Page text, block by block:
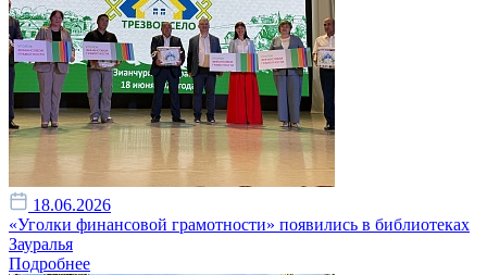
18.06.2026
«Уголки финансовой грамотности» появились в библиотеках
Зауралья
Подробнее